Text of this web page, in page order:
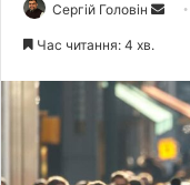
Сергій Головін
d
a
n
e
Час читання: 4 хв.